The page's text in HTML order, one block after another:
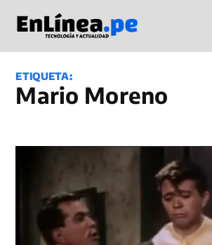
contenido
en Línea
ETIQUETA:
Mario Moreno